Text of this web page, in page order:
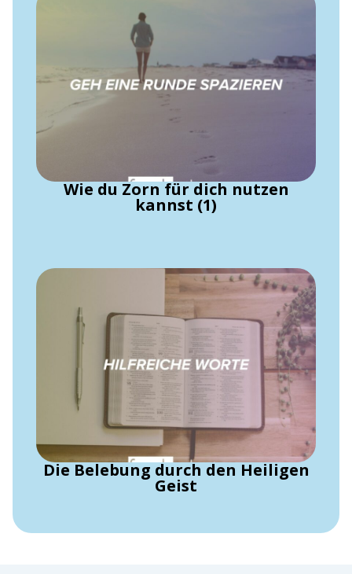
Wie du Zorn für dich nutzen
kannst (1)
Die Belebung durch den Heiligen
Geist